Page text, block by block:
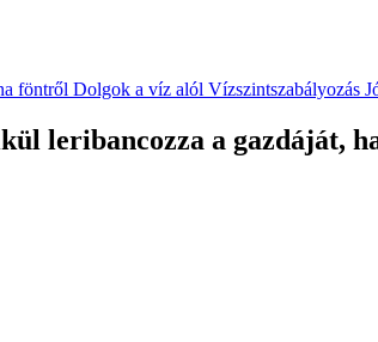
föntről Dolgok a víz alól Vízszintszabályozás
leribancozza a gazdáját,